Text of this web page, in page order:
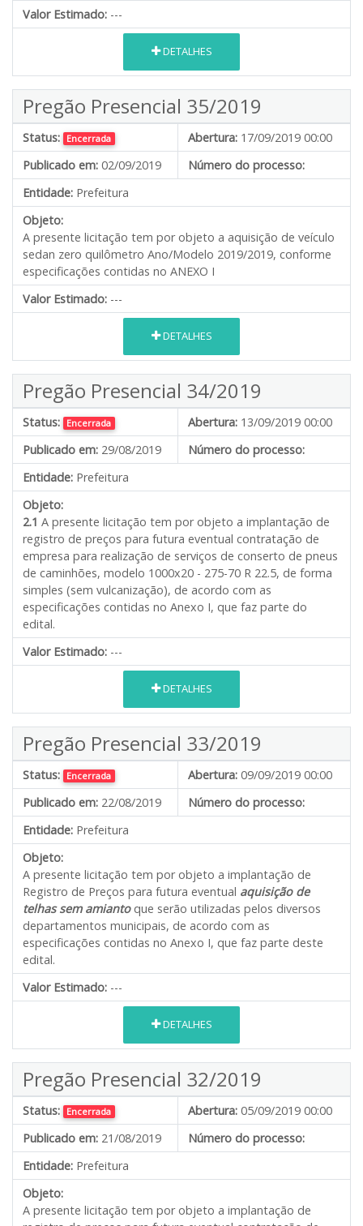
Valor Estimado: ---
DETALHES
Pregão Presencial 35/2019
Status: Encerrada Abertura: 17/09/2019 00:00
Publicado em: 02/09/2019
Número do processo:
Entidade: Prefeitura
Objeto:
A presente licitação tem por objeto a aquisição de veículo
sedan zero quilômetro Ano/Modelo 2019/2019, conforme
especificações contidas no ANEXO I
Valor Estimado: ---
DETALHES
Pregão Presencial 34/2019
Status: Encerrada Abertura: 13/09/2019 00:00
Publicado em: 29/08/2019
Número do processo:
Entidade: Prefeitura
Objeto:
2.1 A presente licitação tem por objeto a implantação de
registro de preços para futura eventual contratação de
empresa para realização de serviços de conserto de pneus
de caminhões, modelo 1000x20 - 275-70 R 22.5, de forma
simples (sem vulcanização), de acordo com as
especificações contidas no Anexo I, que faz parte do
edital.
Valor Estimado: ---
DETALHES
Pregão Presencial 33/2019
Status: Encerrada Abertura: 09/09/2019 00:00
Publicado em: 22/08/2019
Número do processo:
Entidade: Prefeitura
Objeto:
A presente licitação tem por objeto a implantação de
Registro de Preços para futura eventual aquisição de
telhas sem amiantoque serão utilizadas pelos diversos
departamentos municipais, de acordo com as
especificações contidas no Anexo I, que faz parte deste
edital.
Valor Estimado: ---
DETALHES
Pregão Presencial 32/2019
Status: Encerrada Abertura: 05/09/2019 00:00
Publicado em: 21/08/2019
Número do processo:
Entidade: Prefeitura
Objeto:
A presente licitação tem por objeto a implantação de